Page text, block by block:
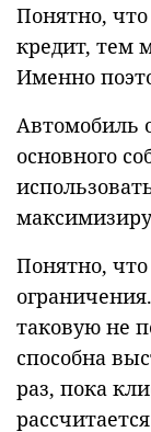
Понятно,
кредит, тем
Именно
Автомобиль
основного
Понятно,
таковую не
способна
раз, пока